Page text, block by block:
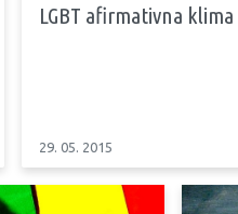
LGBT afirmativna klima
29. 05. 2015